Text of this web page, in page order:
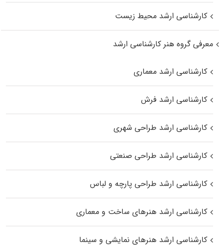
کارشناسی ارشد محیط زیست
معرفی گروه هنر کارشناسی ارشد
کارشناسی ارشد معماری
کارشناسی ارشد فرش
کارشناسی ارشد طراحی شهری
کارشناسی ارشد طراحی صنعتی
کارشناسی ارشد طراحی پارچه و لباس
کارشناسی ارشد هنرهای ساخت و معماری
کارشناسی ارشد هنرهای نمایشی و سینما